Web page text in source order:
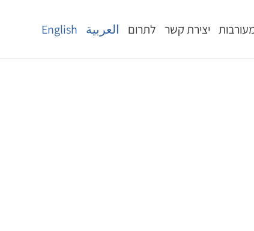
יצירת קשר לתרום العربية English